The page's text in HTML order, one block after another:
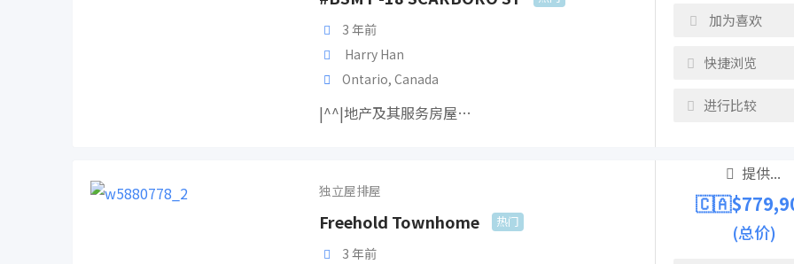
3 年前
Harry Han
Ontario, Canada
|^^|地产及其服务房屋…
加为喜欢
快捷浏览
进行比较
独立屋排屋
Freehold Townhome 热门
3 年前
提供...
🇨🇦$
(总价)